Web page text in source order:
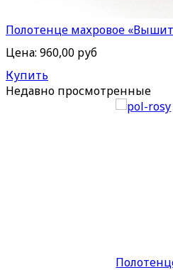
Полотенце махровое
Цена: 960,00 руб
Купить
Недавно просмотренные